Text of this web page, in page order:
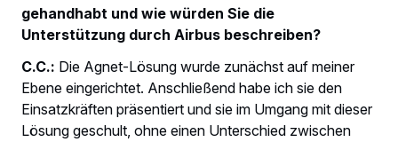
gehandhabt und wie würden Sie die
Unterstützung durch Airbus beschreiben?
C.C.: Die Agnet-Lösung wurde zunächst auf meiner
Ebene eingerichtet. Anschließend habe ich sie den
Einsatzkräften präsentiert und sie im Umgang mit dieser
Lösung geschult, ohne einen Unterschied zwischen